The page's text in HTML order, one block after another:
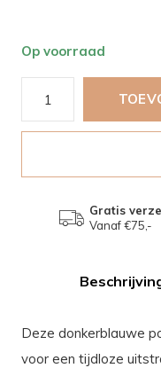
Op voorraad
Gratis
Vanaf €75,-
Deze donkerblauwe
voor een tijdloze